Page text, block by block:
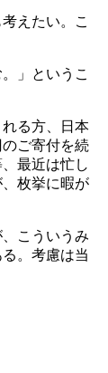
えたい。こ
」というこ
る方、日本
ご寄付を続
最近は忙し
枚挙に暇が
こういうみ
。考慮は当